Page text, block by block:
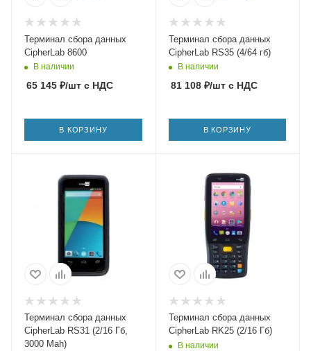
Терминал сбора данных
CipherLab 8600
В наличии
65 145 ₽/шт с НДС
В КОРЗИНУ
Терминал сбора данных
CipherLab RS35 (4/64 гб)
В наличии
81 108₽/штс НДС
В КОРЗИНУ
Терминал сбора данных
CipherLab RS31 (2/16 Гб,
3000 Mah)
Терминал сбора данных
CipherLab RK25 (2/16 Гб)
В наличии